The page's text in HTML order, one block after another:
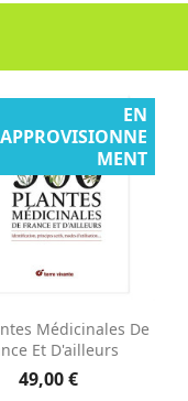
Aperçu rapide
Médicinales De
Et D'ailleurs
49,00 €
EN
MENT